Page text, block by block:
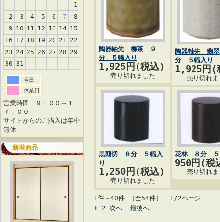
1
2
3 4 5 6 7
8
9 10 11 12 13 14 15
16 17 18 19 20 21 22
23 24 25 26 27 28 29
30 31
今日
休業日
営業時間 ９：００～１
７：００
サイトからのご購入は年中
無休
新着商品
陶器軸先 柳茶 ９
分 ５幅入り
1,925円(税込)
売り切れました
陶器軸先 翡
分 ５幅入り
1,925円(
売り切れま
黒頭切 ８分 ５幅入
り
1,250円(税込)
売り切れました
花林 ８分 ５
950円(税
売り切れま
1件～40件 （全54件） 1/2ページ
1 2 次へ 最後へ